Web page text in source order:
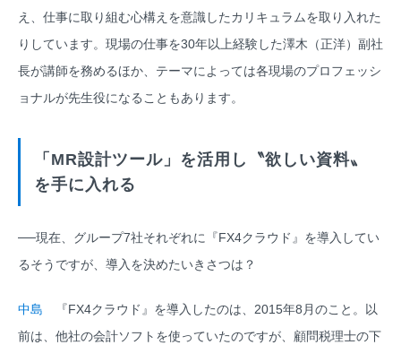
え、仕事に取り組む心構えを意識したカリキュラムを取り入れた
りしています。現場の仕事を30年以上経験した澤木（正洋）副社
長が講師を務めるほか、テーマによっては各現場のプロフェッシ
ョナルが先生役になることもあります。
「MR設計ツール」を活用し〝欲しい資料〟
を手に入れる
──現在、グループ7社それぞれに『FX4クラウド』を導入してい
るそうですが、導入を決めたいきさつは？
中島 『FX4クラウド』を導入したのは、2015年8月のこと。以
前は、他社の会計ソフトを使っていたのですが、顧問税理士の下